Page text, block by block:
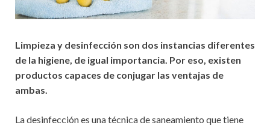
Limpieza y desinfección son dos instancias diferentes
de la higiene, de igual importancia. Por eso, existen
productos capaces de conjugar las ventajas de
ambas.
La desinfección es una técnica de saneamiento que tiene